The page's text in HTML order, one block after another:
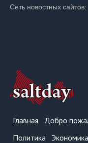
Сеть новостных сайтов:
Главная Добро
Политика Экономика